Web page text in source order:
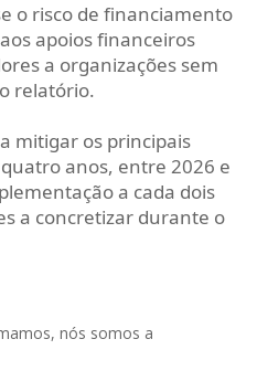
o risco de financiamento
apoios financeiros
a organizações sem
relatório.
mitigar os principais
anos, entre 2026 e
a cada dois
a concretizar durante o
nós somos a